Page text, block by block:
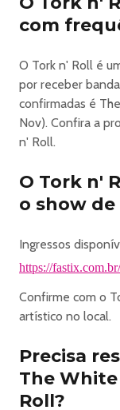
com
O Tork n' Roll é
por receber
confirmadas é
Nov). Confira a
n' Roll.
O Tork n'
o show
Ingressos
https://
Confirme com o
artístico no local.
Precisa
The
Roll?